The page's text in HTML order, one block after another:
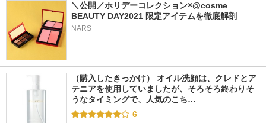
4.9
1441件
インシャンプーピン
4.8
2091件
ブルームドール モ
イスチャーイン シ
ャンプー／トリート
メント
ディアボーテ
4.7
1792件
melt スムースシャン
プー／トリートメン
＼公開／ホリデーコレクション×@cosme
BEAUTY DAY2021 限定アイテムを徹底解剖
NARS
（購入したきっかけ） オイル洗顔は、クレドとア
テニアを使用していましたが、そろそろ終わりそ
うなタイミングで、人気のこち…
6